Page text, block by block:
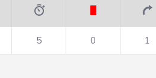
5 0 1